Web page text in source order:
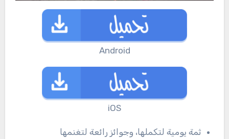
Android
iOS
ثمة يومية لتكملها، وجوائز رائعة لتغنمها